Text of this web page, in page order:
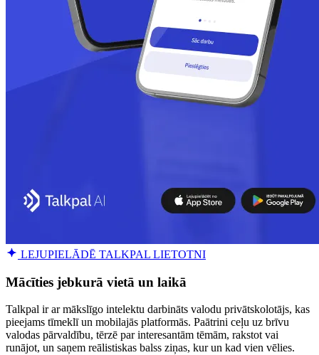
LEJUPIELĀDĒ TALKPAL LIETOTNI
Mācīties jebkurā vietā un laikā
Talkpal ir ar mākslīgo intelektu darbināts valodu privātskolotājs, kas
pieejams tīmeklī un mobilajās platformās. Paātrini ceļu uz brīvu
valodas pārvaldību, tērzē par interesantām tēmām, rakstot vai
runājot, un saņem reālistiskas balss ziņas, kur un kad vien vēlies.